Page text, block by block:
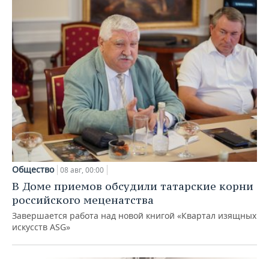
Общество 08 авг, 00:00
В Доме приемов обсудили татарские корни
российского меценатства
Завершается работа над новой книгой «Квартал изящных
искусств ASG»